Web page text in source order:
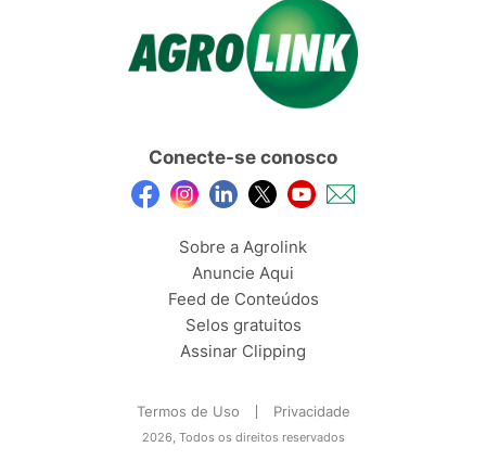
Conecte-se conosco
Sobre a Agrolink
Anuncie Aqui
Feed de Conteúdos
Selos gratuitos
Assinar Clipping
Termos de Uso Privacidade
2026, Todos os direitos reservados